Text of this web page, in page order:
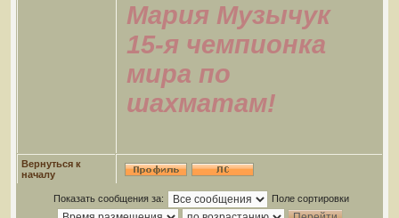
Мария Музычук
15-я чемпионка
мира по
шахматам!
Вернуться к
началу
Показать сообщения за: Поле сортировки